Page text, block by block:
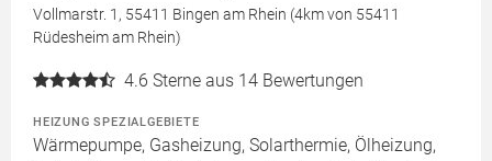
Vollmarstr. 1, 55411 Bingen am Rhein (4km von 55411
Rüdesheim am Rhein)
4.6 Sterne aus 14 Bewertungen
HEIZUNG SPEZIALGEBIETE
Wärmepumpe, Gasheizung, Solarthermie, Ölheizung,